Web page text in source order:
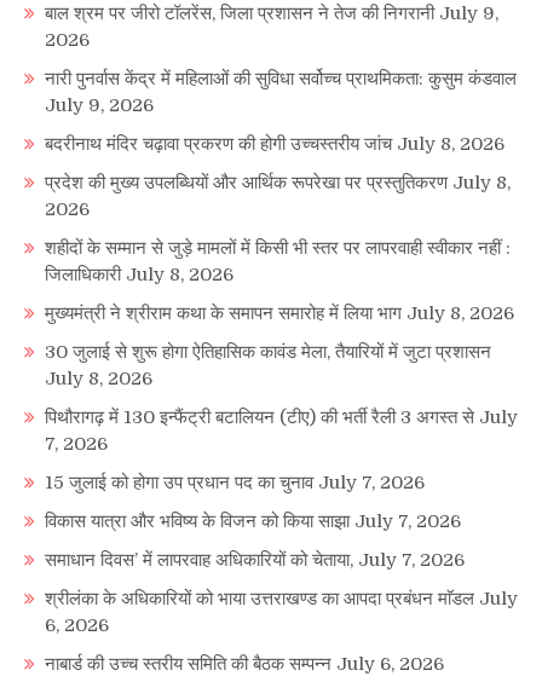
बाल श्रम पर जीरो टॉलरेंस, जिला प्रशासन ने तेज की निगरानी July 9,
2026
नारी पुनर्वास केंद्र में महिलाओं की सुविधा सर्वोच्च प्राथमिकता: कुसुम कंडवाल
July 9, 2026
बदरीनाथ मंदिर चढ़ावा प्रकरण की होगी उच्चस्तरीय जांच July 8, 2026
प्रदेश की मुख्य उपलब्धियों और आर्थिक रूपरेखा पर प्रस्तुतिकरण July 8,
2026
शहीदों के सम्मान से जुड़े मामलों में किसी भी स्तर पर लापरवाही स्वीकार नहीं :
जिलाधिकारी July 8, 2026
मुख्यमंत्री ने श्रीराम कथा के समापन समारोह में लिया भाग July 8, 2026
30 जुलाई से शुरू होगा ऐतिहासिक कावंड मेला, तैयारियों में जुटा प्रशासन
July 8, 2026
पिथौरागढ़ में 130 इन्फैंट्री बटालियन (टीए) की भर्ती रैली 3 अगस्त से July
7, 2026
15 जुलाई को होगा उप प्रधान पद का चुनाव July 7, 2026
विकास यात्रा और भविष्य के विजन को किया साझा July 7, 2026
समाधान दिवस’ में लापरवाह अधिकारियों को चेताया, July 7, 2026
श्रीलंका के अधिकारियों को भाया उत्तराखण्ड का आपदा प्रबंधन माॅडल July
6, 2026
नाबार्ड की उच्च स्तरीय समिति की बैठक सम्पन्न July 6, 2026